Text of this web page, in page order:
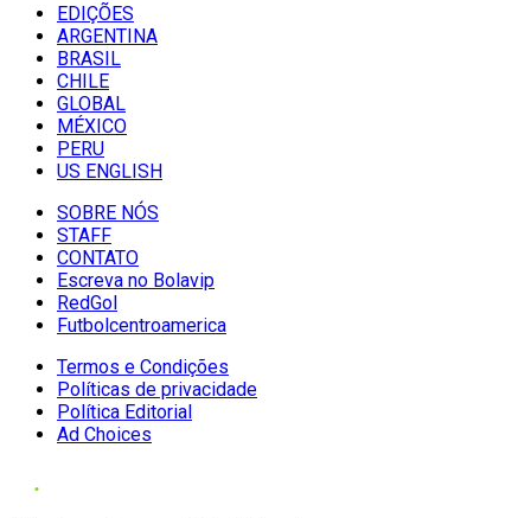
EDIÇÕES
ARGENTINA
BRASIL
CHILE
GLOBAL
MÉXICO
PERU
US ENGLISH
SOBRE NÓS
STAFF
CONTATO
Escreva no Bolavip
RedGol
Futbolcentroamerica
Termos e Condições
Políticas de privacidade
Política Editorial
Ad Choices